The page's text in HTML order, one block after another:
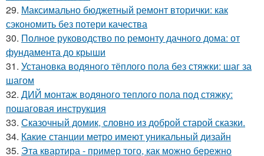
29. Максимально бюджетный ремонт вторички: как
сэкономить без потери качества
30. Полное руководство по ремонту дачного дома: от
фундамента до крыши
31. Установка водяного тёплого пола без стяжки: шаг за
шагом
32. ДИЙ монтаж водяного теплого пола под стяжку:
пошаговая инструкция
33. Сказочный домик, словно из доброй старой сказки.
34. Какие станции метро имеют уникальный дизайн
35. Эта квартира - пример того, как можно бережно